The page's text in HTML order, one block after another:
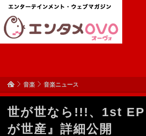
音楽 音楽ニュース
世が世なら!!!、1st EP
が世産』詳細公開